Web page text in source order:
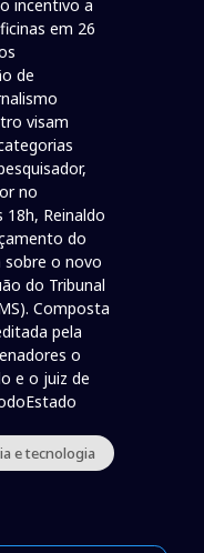
incentivo a
em 26
de
visam
no
Reinaldo
do
sobre o novo
do Tribunal
Composta
pela
o
e o juiz de
e tecnologia